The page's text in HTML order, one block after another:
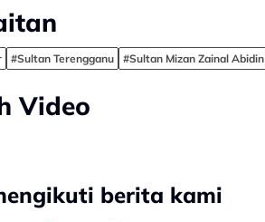
#Sultan Terengganu #Sultan Mizan Zainal Abidin
Video
berita kami